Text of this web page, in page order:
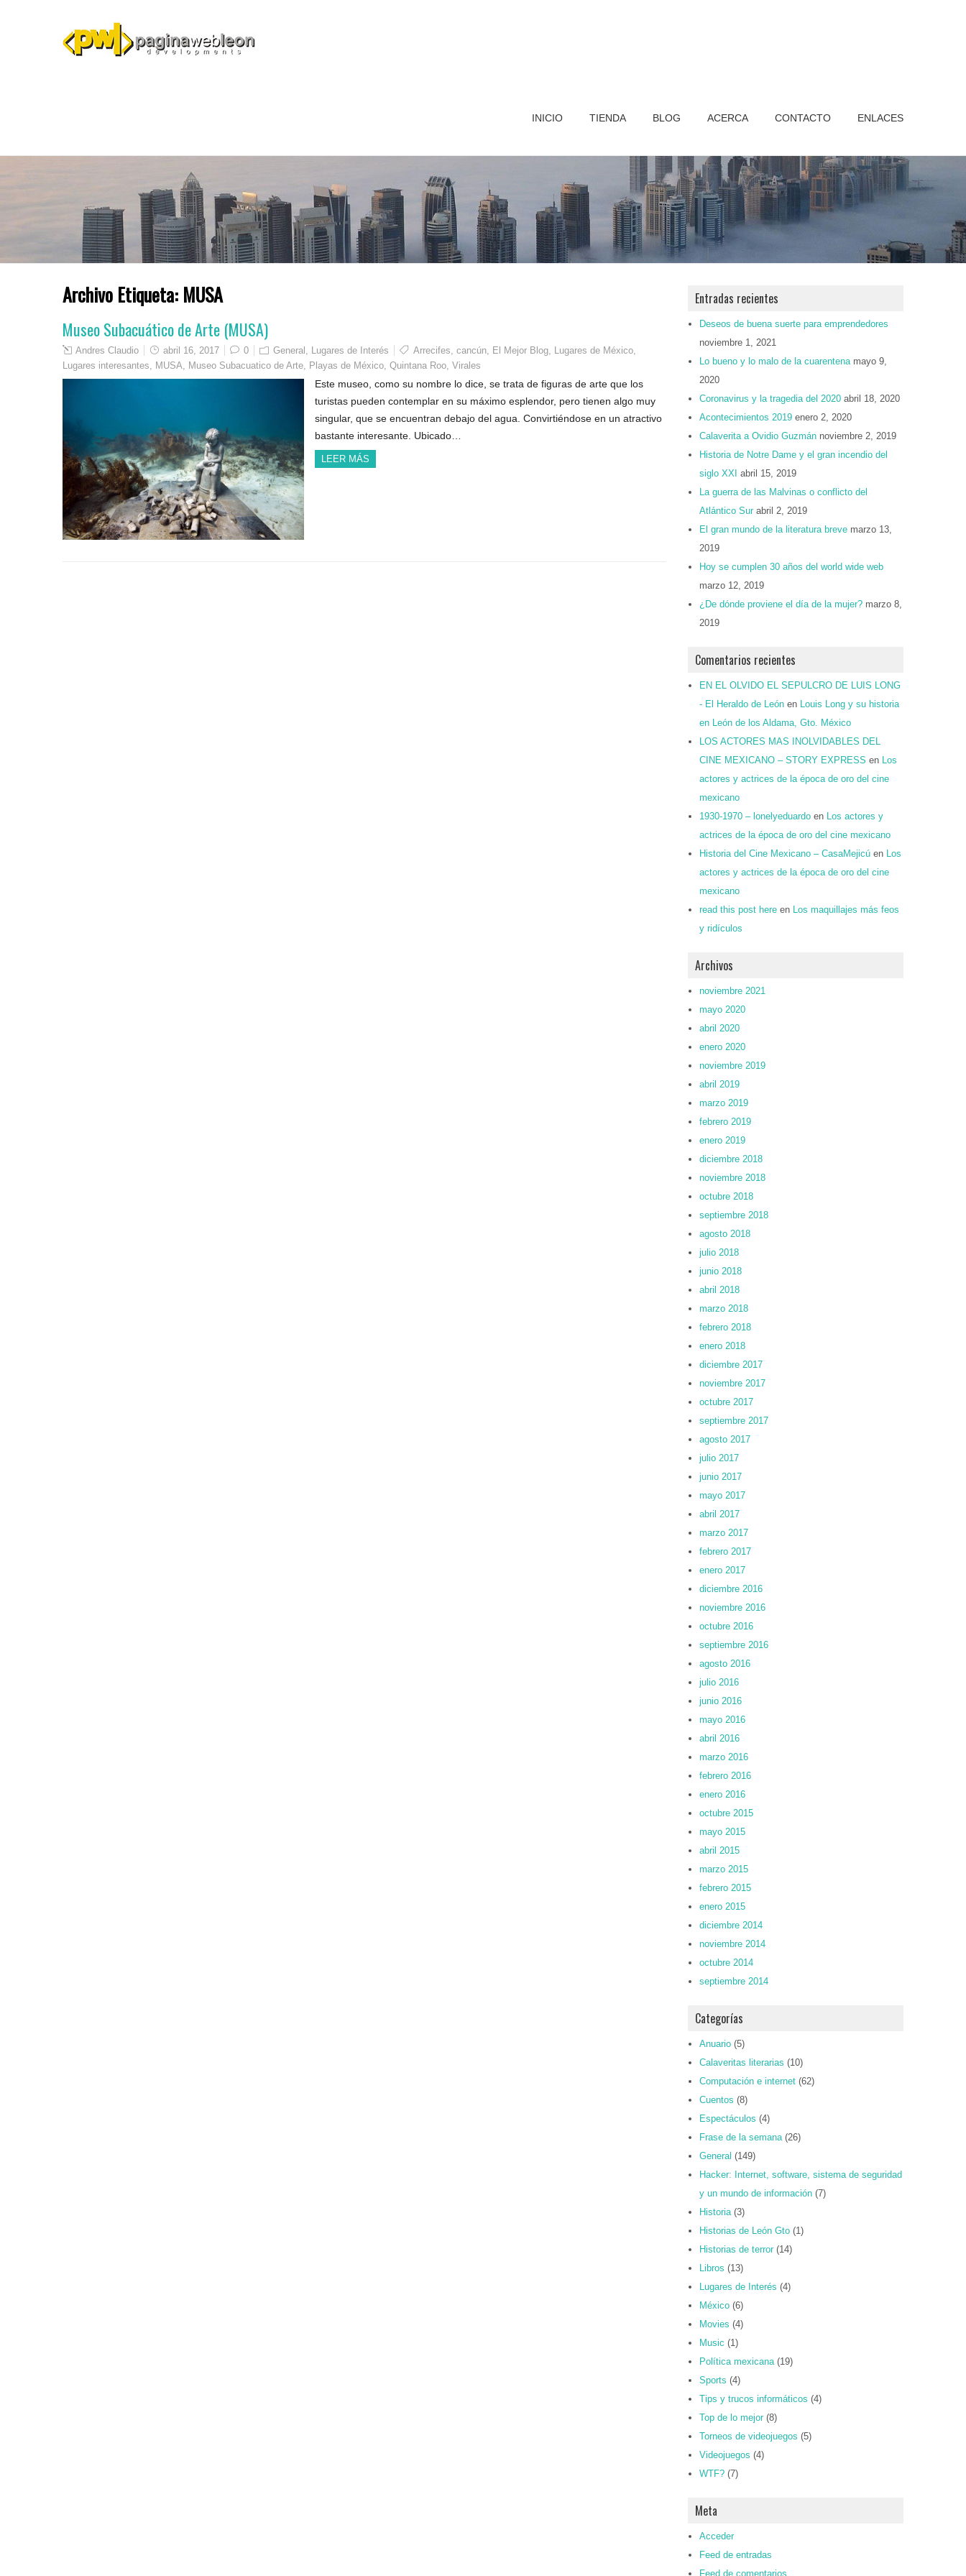
INICIO TIENDA BLOG ACERCA CONTACTO ENLACES
Archivo Etiqueta: MUSA
Museo Subacuático de Arte (MUSA)
Andres Claudio abril 16, 2017 0 General , Lugares de Interés Arrecifes, cancún, El Mejor Blog, Lugares de México,
Lugares interesantes, MUSA, Museo Subacuatico de Arte, Playas de México, Quintana Roo, Virales
Este museo, como su nombre lo dice, se trata de figuras de arte que los
turistas pueden contemplar en su máximo esplendor, pero tienen algo muy
singular, que se encuentran debajo del agua. Convirtiéndose en un atractivo
bastante interesante. Ubicado…
LEER MÁS
Entradas recientes
Deseos de buena suerte para emprendedores
noviembre 1, 2021
Lo bueno y lo malo de la cuarentena mayo 9,
2020
Coronavirus y la tragedia del 2020 abril 18, 2020
Acontecimientos 2019 enero 2, 2020
Calaverita a Ovidio Guzmán noviembre 2, 2019
Historia de Notre Dame y el gran incendio del
siglo XXI abril 15, 2019
La guerra de las Malvinas o conflicto del
Atlántico Sur abril 2, 2019
El gran mundo de la literatura breve marzo 13,
2019
Hoy se cumplen 30 años del world wide web
marzo 12, 2019
¿De dónde proviene el día de la mujer? marzo 8,
2019
Comentarios recientes
EN EL OLVIDO EL SEPULCRO DE LUIS LONG
- El Heraldo de León en Louis Long y su historia
en León de los Aldama, Gto. México
LOS ACTORES MAS INOLVIDABLES DEL
CINE MEXICANO – STORY EXPRESS en Los
actores y actrices de la época de oro del cine
mexicano
1930-1970 – lonelyeduardo en Los actores y
actrices de la época de oro del cine mexicano
Historia del Cine Mexicano – CasaMejicú en Los
actores y actrices de la época de oro del cine
mexicano
read this post here en Los maquillajes más feos
y ridículos
Archivos
noviembre 2021
mayo 2020
abril 2020
enero 2020
noviembre 2019
abril 2019
marzo 2019
febrero 2019
enero 2019
diciembre 2018
noviembre 2018
octubre 2018
septiembre 2018
agosto 2018
julio 2018
junio 2018
abril 2018
marzo 2018
febrero 2018
enero 2018
diciembre 2017
noviembre 2017
octubre 2017
septiembre 2017
agosto 2017
julio 2017
junio 2017
mayo 2017
abril 2017
marzo 2017
febrero 2017
enero 2017
diciembre 2016
noviembre 2016
octubre 2016
septiembre 2016
agosto 2016
julio 2016
junio 2016
mayo 2016
abril 2016
marzo 2016
febrero 2016
enero 2016
octubre 2015
mayo 2015
abril 2015
marzo 2015
febrero 2015
enero 2015
diciembre 2014
noviembre 2014
octubre 2014
septiembre 2014
Categorías
Anuario (5)
Calaveritas literarias (10)
Computación e internet (62)
Cuentos (8)
Espectáculos (4)
Frase de la semana(26)
General (149)
Hacker: Internet, software, sistema de seguridad
y un mundo de información (7)
Historia(3)
Historias de León Gto (1)
Historias de terror (14)
Libros (13)
Lugares de Interés (4)
México (6)
Movies (4)
Music (1)
Política mexicana(19)
Sports (4)
Tips y trucos informáticos (4)
Top de lo mejor (8)
Torneos de videojuegos (5)
Videojuegos (4)
WTF? (7)
Meta
Acceder
Feed de entradas
Feed de comentarios